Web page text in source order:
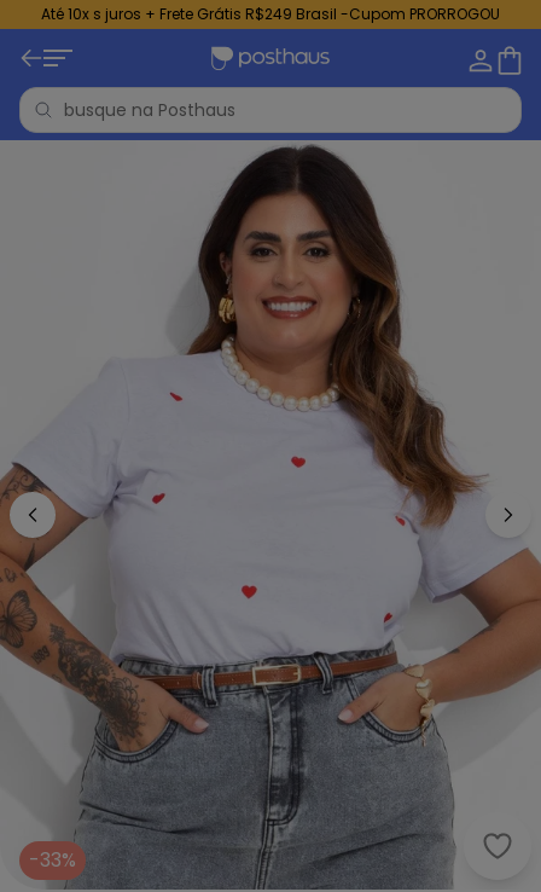
Até 10x s juros + Frete Grátis R$249 Brasil -Cupom PRORROGOU
-33%